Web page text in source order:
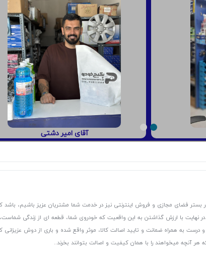
آقای امیر دشتی
بستر فضای مجازی و فروش اینترنتی نیز در خدمت شما مشتریان عزیز باشیم، باشد
در نهایت با ارزش گذاشتن به این واقعیت که خودروی شما، قطعه ای از زندگی
درست به همراه ضمانت و تایید اصالت کالا، موثر واقع شده و باری از دوش
آنچه میخواهند را با همان کیفیت و اصالت بتوانند بخرند..